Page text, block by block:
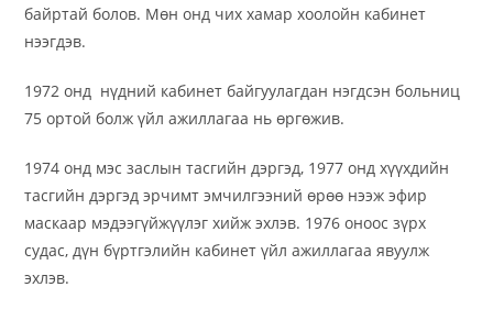
байртай болов. Мөн онд чих хамар хоолойн кабинет
нээгдэв.
1972 онд нүдний кабинет байгуулагдан нэгдсэн больниц
75 ортой болж үйл ажиллагаа нь өргөжив.
1974 онд мэс заслын тасгийн дэргэд, 1977 онд хүүхдийн
тасгийн дэргэд эрчимт эмчилгээний өрөө нээж эфир
маскаар мэдээгүйжүүлэг хийж эхлэв. 1976 оноос зүрх
судас, дүн бүртгэлийн кабинет үйл ажиллагаа явуулж
эхлэв.